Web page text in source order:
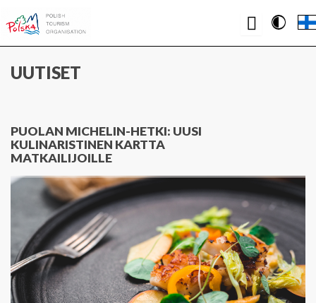
Contrast
WWW.PUOLA.TRAVEL
UUTISET
PUOLAN MICHELIN-HETKI: UUSI
KULINARISTINEN KARTTA
MATKAILIJOILLE